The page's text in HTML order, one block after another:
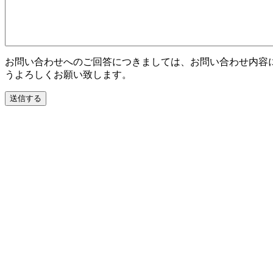
お問い合わせへのご回答につきましては、お問い合わせ内
うよろしくお願い致します。